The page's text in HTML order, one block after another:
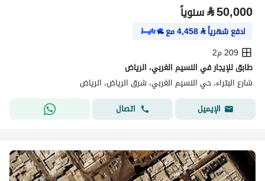
⃁50,000 سنوياً
ادفع شهرياً⃁
4,458مع
209 م2
طابق للإيجار في النسيم الغربي، الرياض
شارع البتراء، حي النسيم الغربي، شرق الرياض، الرياض
الإيميل
اتصال